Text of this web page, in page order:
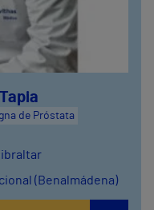
de Próstata
(Benalmádena)